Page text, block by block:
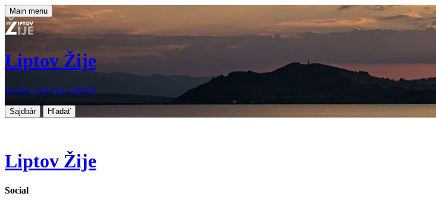
Main menu
Liptov Žije
Koniec nudy na Liptove
Sajdbár Hľadať
Liptov Žije
Social